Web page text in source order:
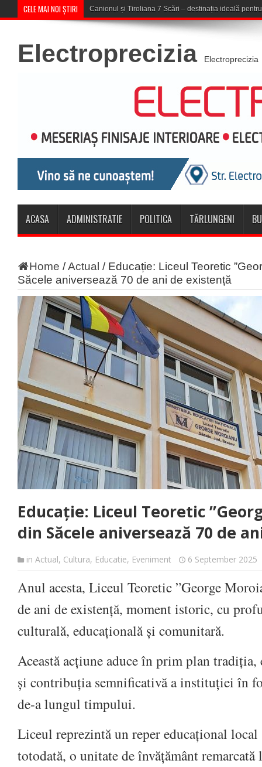
CELE MAI NOI ȘTIRI Concert în aer liber la Komeea Café
Electroprecizia Electroprecizia
ACASA ADMINISTRATIE POLITICA TĂRLUNGENI
Home /Actual / Educație: Liceul Teoretic
Săcele aniversează 70 de ani de existență
Educație: Liceul Teoretic
din Săcele aniversează 70 de
in Actual, Cultura, Educatie, Eveniment 6 September 2025
Anul acesta, Liceul Teoretic ”George
de ani de existență, moment istoric, cu
culturală, educațională și comunitară.
Această acțiune aduce în prim plan tradiția,
și contribuția semnificativă a instituției în
de-a lungul timpului.
Liceul reprezintă un reper educațional
totodată, o unitate de învățământ